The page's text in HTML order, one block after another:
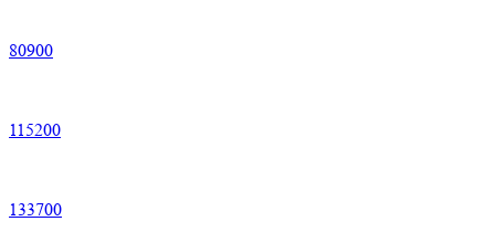
80900
115200
133700